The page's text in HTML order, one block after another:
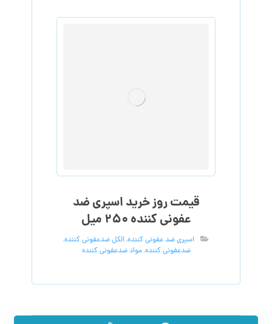
قیمت روز خرید اسپری ضد
عفونی کننده ۲۵۰ میل
اسپری ضد عفونی کننده,الکل ضدعفونی کننده,
ضدعفونی کننده,مواد ضدعفونی کننده